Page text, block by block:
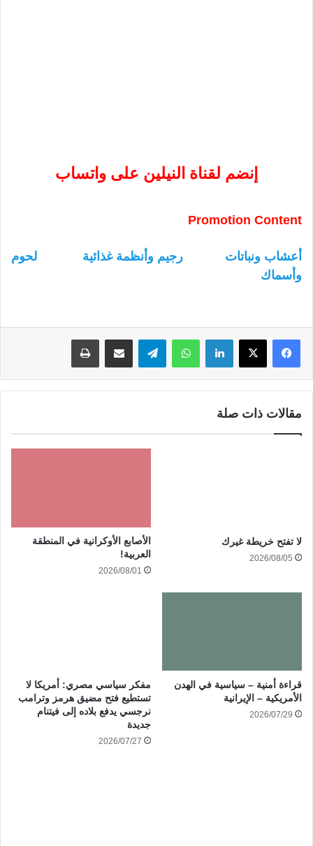
إنضم لقناة النيلين على واتساب
Promotion Content
أعشاب ونباتات رجيم وأنظمة غذائية
لحوم
وأسماك
لينكدإن واتساب
مقالات ذات صلة
لا تفتح خريطة غيرك
2026/08/05
الأصابع الأوكرانية في المنطقة
العربية!
2026/08/01
قراءة أمنية – سياسية في الهدن
الأمريكية – الإيرانية
2026/07/29
مفكر سياسي مصري: أمريكا لا
تستطيع فتح مضيق هرمز وترامب
نرجسي يدفع بلاده إلى فيتنام
جديدة
2026/07/27